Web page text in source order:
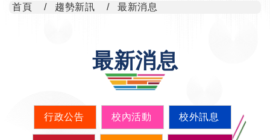
首頁
趨勢新訊 最新消息
最新消息
行政公告 校內活動 校外訊息